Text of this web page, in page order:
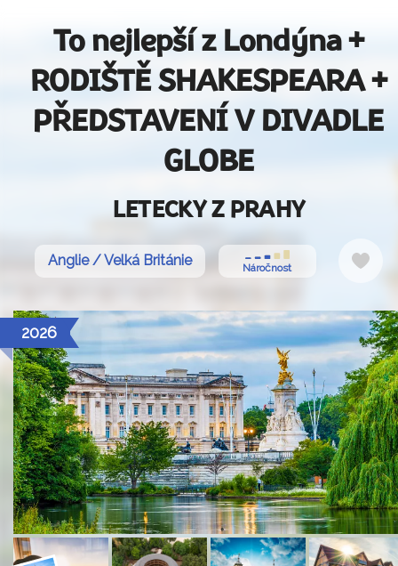
To nejlepší z Londýna +
RODIŠTĚ SHAKESPEARA +
PŘEDSTAVENÍ V DIVADLE
GLOBE
LETECKY Z PRAHY
Anglie / Velká Británie Náročnost
Do
2026